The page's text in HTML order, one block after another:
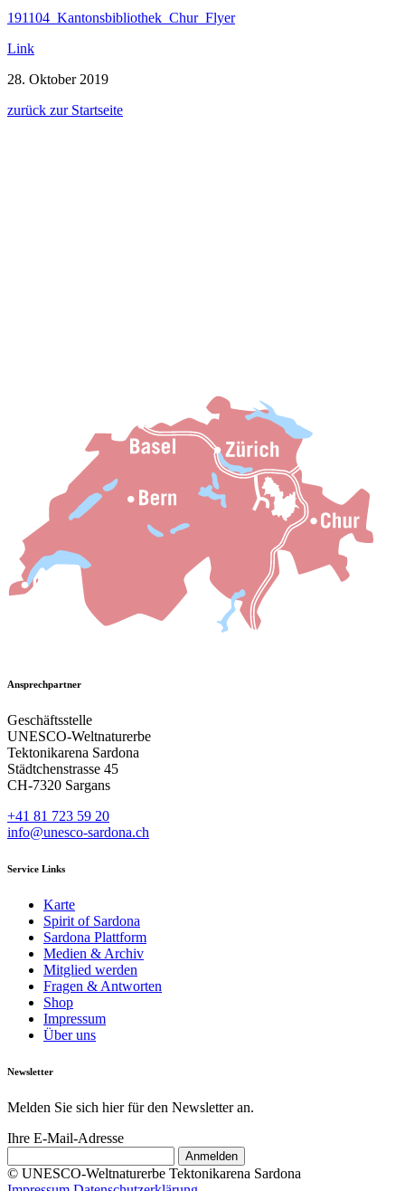
191104_Kantonsbibliothek_Chur_Flyer
Link
28. Oktober 2019
zurück zur Startseite
Ansprechpartner
Geschäftsstelle
UNESCO-Weltnaturerbe
Tektonikarena Sardona
Städtchenstrasse 45
CH-7320 Sargans
+41 81 723 59 20
info@unesco-sardona.ch
Service Links
Karte
Spirit of Sardona
Sardona Plattform
Medien & Archiv
Mitglied werden
Fragen & Antworten
Shop
Impressum
Über uns
Newsletter
Melden Sie sich hier für den Newsletter an.
Ihre E-Mail-Adresse
© UNESCO-Weltnaturerbe Tektonikarena Sardona